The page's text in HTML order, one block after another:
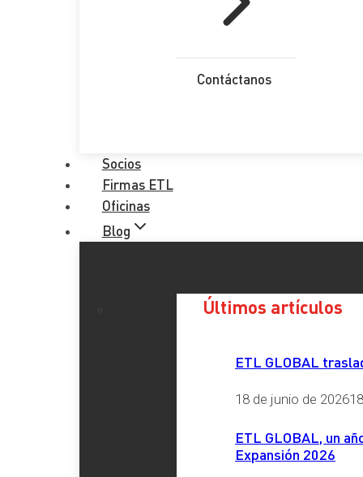
Contáctanos
Socios
Firmas ETL
Oficinas
Blog
Últimos artículos
ETL GLOBAL
18 de junio de 2026
ETL GLOBAL, un
Expansión 2026